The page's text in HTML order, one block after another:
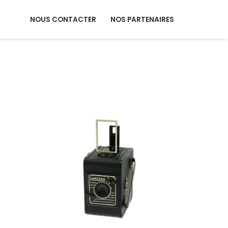
NOUS CONTACTER NOS PARTENAIRES